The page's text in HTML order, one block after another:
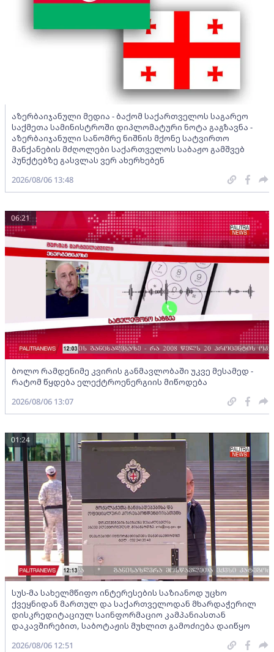
აზერბაიჯანული მედია - ბაქომ საქართველოს საგარეო
საქმეთა სამინისტროში დიპლომატური ნოტა გაგზავნა -
აზერბაიჯანული სანომრე ნიშნის მქონე სატვირთო
მანქანების მძღოლები საქართველოს საბაჟო გამშვებ
პუნქტებზე გასვლას ვერ ახერხებენ
2026/08/06 13:48
ბოლო რამდენიმე კვირის განმავლობაში უკვე მესამედ -
რატომ წყდება ელექტროენერგიის მიწოდება
06:21
2026/08/06 13:07
სუს-მა სახელმწიფო ინტერესების საზიანოდ უცხო
ქვეყნიდან მართულ და საქართველოდან მხარდაჭერილ
დისკრედიტაციულ საინფორმაციო კამპანიასთან
დაკავშირებით, საბოტაჟის მუხლით გამოძიება დაიწყო
01:24
2026/08/06 12:51